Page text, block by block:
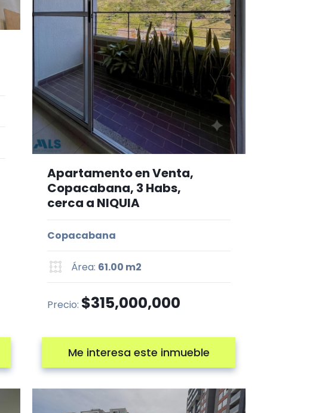
Apartamento en Venta,
Copacabana, 3 Habs,
cerca a NIQUIA
Copacabana
Área: 61.00 m2
Precio: $315,000,000
Me interesa este inmueble